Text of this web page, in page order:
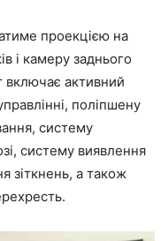
проекцією на
і камеру заднього
включає активний
поліпшену
систему
систему виявлення
зіткнень, а також